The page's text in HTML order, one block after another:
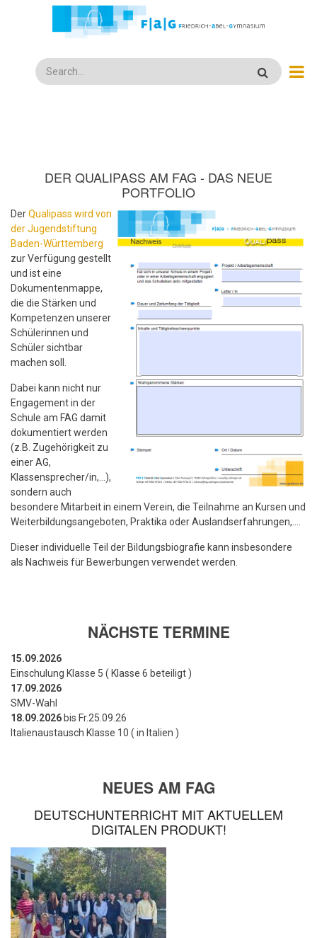
Search
DER QUALIPASS AM FAG - DAS NEUE
PORTFOLIO
DerQualipass wird von
der Jugendstiftung
Baden-Württemberg
zur Verfügung gestellt
und ist eine
Dokumentenmappe,
die die Stärken und
Kompetenzen unserer
Schülerinnen und
Schüler sichtbar
machen soll.
Dabei kann nicht nur
Engagement in der
Schule am FAG damit
dokumentiert werden
(z.B. Zugehörigkeit zu
einer AG,
Klassensprecher/in,…),
sondern auch
besondere Mitarbeit in einem Verein, die Teilnahme an Kursen und
Weiterbildungsangeboten, Praktika oder Auslandserfahrungen,....
Dieser individuelle Teil der Bildungsbiografie kann insbesondere
als Nachweis für Bewerbungen verwendet werden.
NÄCHSTE TERMINE
15.09.2026
Einschulung Klasse 5 ( Klasse 6 beteiligt )
17.09.2026
SMV-Wahl
18.09.2026 bis Fr.25.09.26
Italienaustausch Klasse 10 ( in Italien )
NEUES AM FAG
DEUTSCHUNTERRICHT MIT AKTUELLEM
DIGITALEN PRODUKT!